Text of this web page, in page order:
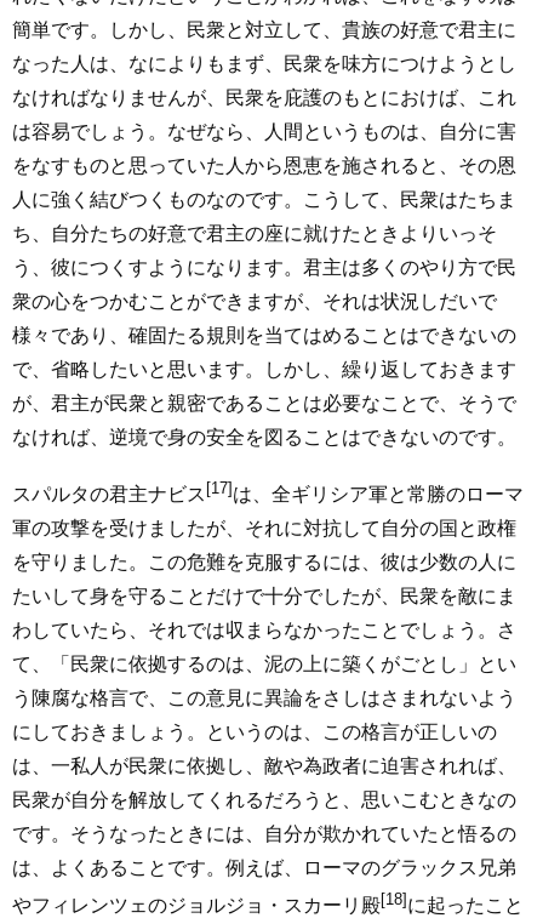
簡単です。しかし、民衆と対立して、貴族の好意で君主に
なった人は、なによりもまず、民衆を味方につけようとし
なければなりませんが、民衆を庇護のもとにおけば、これ
は容易でしょう。なぜなら、人間というものは、自分に害
をなすものと思っていた人から恩恵を施されると、その恩
人に強く結びつくものなのです。こうして、民衆はたちま
ち、自分たちの好意で君主の座に就けたときよりいっそ
う、彼につくすようになります。君主は多くのやり方で民
衆の心をつかむことができますが、それは状況しだいで
様々であり、確固たる規則を当てはめることはできないの
で、省略したいと思います。しかし、繰り返しておきます
が、君主が民衆と親密であることは必要なことで、そうで
なければ、逆境で身の安全を図ることはできないのです。
スパルタの君主ナビス [17]は、全ギリシア軍と常勝のローマ
軍の攻撃を受けましたが、それに対抗して自分の国と政権
を守りました。この危難を克服するには、彼は少数の人に
たいして身を守ることだけで十分でしたが、民衆を敵にま
わしていたら、それでは収まらなかったことでしょう。さ
て、「民衆に依拠するのは、泥の上に築くがごとし」とい
う陳腐な格言で、この意見に異論をさしはさまれないよう
にしておきましょう。というのは、この格言が正しいの
は、一私人が民衆に依拠し、敵や為政者に迫害されれば、
民衆が自分を解放してくれるだろうと、思いこむときなの
です。そうなったときには、自分が欺かれていたと悟るの
は、よくあることです。例えば、ローマのグラックス兄弟
やフィレンツェのジョルジョ・スカーリ殿[18] に起ったこと